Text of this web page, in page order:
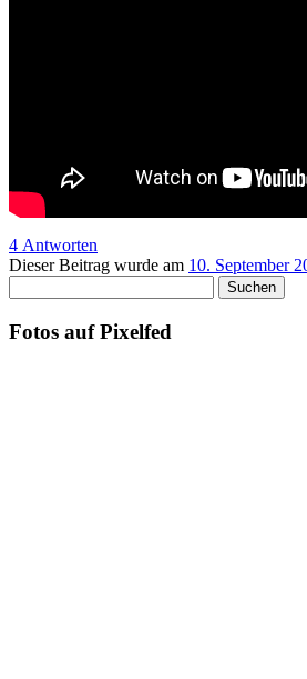
4 Antworten
Dieser Beitrag wurde am 10. September
nach:
Fotos auf Pixelfed